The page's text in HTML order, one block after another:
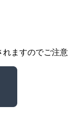
ますのでご注